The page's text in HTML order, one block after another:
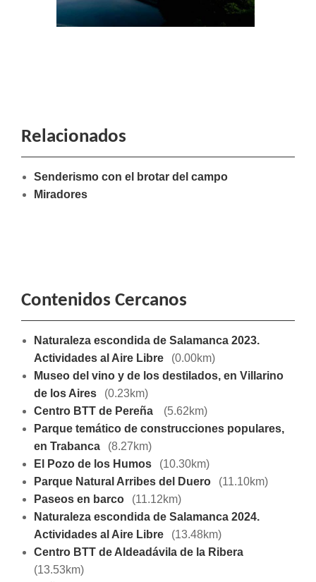
Relacionados
Senderismo con el brotar del campo
Miradores
Contenidos Cercanos
Naturaleza escondida de Salamanca 2023.
Actividades al Aire Libre
(0.00km)
Museo del vino y de los destilados, en Villarino
de los Aires
(0.23km)
Centro BTT de Pereña
(5.62km)
Parque temático de construcciones populares,
en Trabanca
(8.27km)
El Pozo de los Humos
(10.30km)
Parque Natural Arribes del Duero
(11.10km)
Paseos en barco
(11.12km)
Naturaleza escondida de Salamanca 2024.
Actividades al Aire Libre
(13.48km)
Centro BTT de Aldeadávila de la Ribera
(13.53km)